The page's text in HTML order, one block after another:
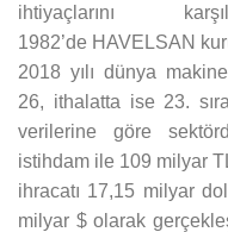
ihtiyaçlarını
1982’de HAVELSAN
2018 yılı dünya
26, ithalatta ise 23.
verilerine göre
istihdam ile 109 milyar
ihracatı 17,15 milyar
milyar $ olarak